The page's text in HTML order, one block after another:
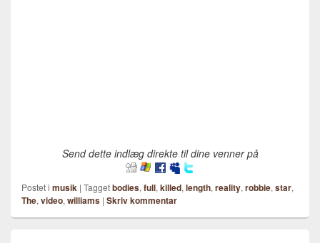
Send dette indlæg direkte til dine venner på
Postet i musik | Taggetbodies, full, killed, length, reality, robbie, star,
The, video, williams | Skriv kommentar